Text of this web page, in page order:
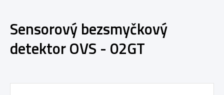
Sensorový bezsmyčkový
detektor OVS - 02GT